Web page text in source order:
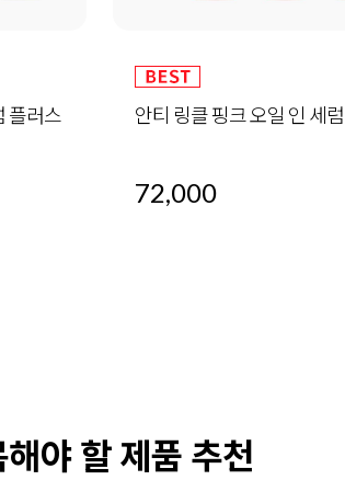
플러스
안티 링클 핑크 오일 인 세
72,000
야 할 제품 추천